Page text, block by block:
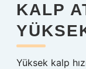
KALP
Yüksek kalp